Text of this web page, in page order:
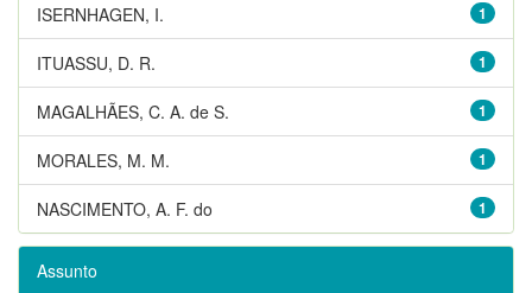
1
ISERNHAGEN, I.
1
ITUASSU, D. R.
1
MAGALHÃES, C. A. de S.
1
MORALES, M. M.
1
NASCIMENTO, A. F. do
Assunto